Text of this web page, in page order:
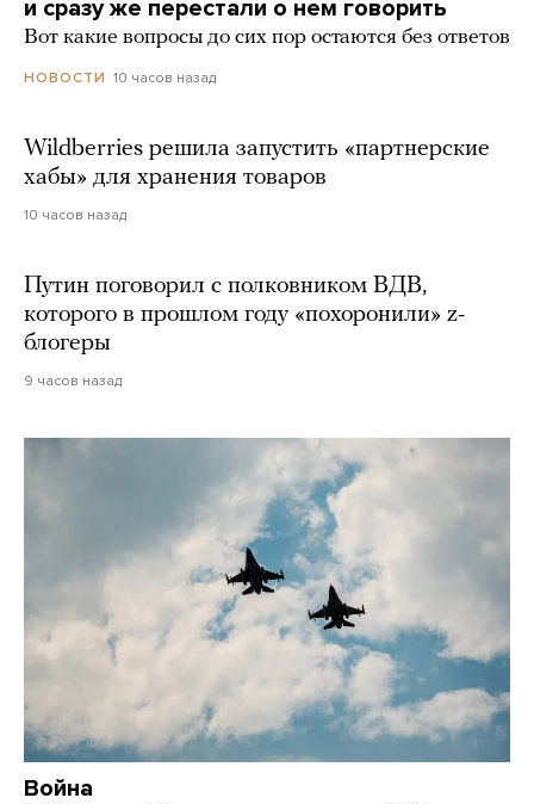
и сразу же перестали о нем говорить
Вот какие вопросы до сих пор остаются без ответов
НОВОСТИ 10 часов назад
Wildberries решила запустить «партнерские
хабы» для хранения товаров
10 часов назад
Путин поговорил с полковником ВДВ,
которого в прошлом году «похоронили» z-
блогеры
9 часов назад
Война